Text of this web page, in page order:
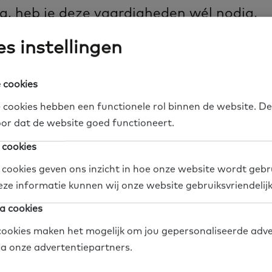
heb je deze vaardigheden wél nodig.
de komende jaren extra geld uit aan de
volwassenen. Dit geld gaat naar de
jaar is er extra geld voor de Vervolgaanpak
jaar 25 miljoen euro. Dit geld is bedoeld voor
moeite hebben met basisvaardigheden. En voor
De gemeenten uit een arbeidsmarktregio
met bibliotheken, werkgevers, mensen in de zorg
organisaties. En met de mensen zelf.
instellingen
cookies
cookies hebben een functionele rol binnen de website.
dat de website goed functioneert.
geven ons inzicht in hoe onze website wordt
informatie kunnen wij onze website
cookies
maken het mogelijk om jou gepersonaliseerde
onze advertentiepartners.